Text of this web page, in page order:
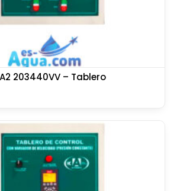
203440VV – Tablero